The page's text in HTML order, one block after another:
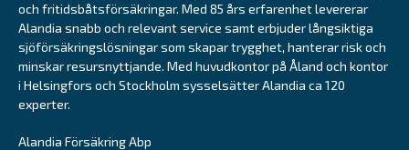
och fritidsbåtsförsäkringar. Med 85 års erfarenhet levererar
Alandia snabb och relevant service samt erbjuder långsiktiga
sjöförsäkringslösningar som skapar trygghet, hanterar risk och
minskar resursnyttjande. Med huvudkontor på Åland och kontor
i Helsingfors och Stockholm sysselsätter Alandia ca 120
experter.
Alandia Försäkring Abp